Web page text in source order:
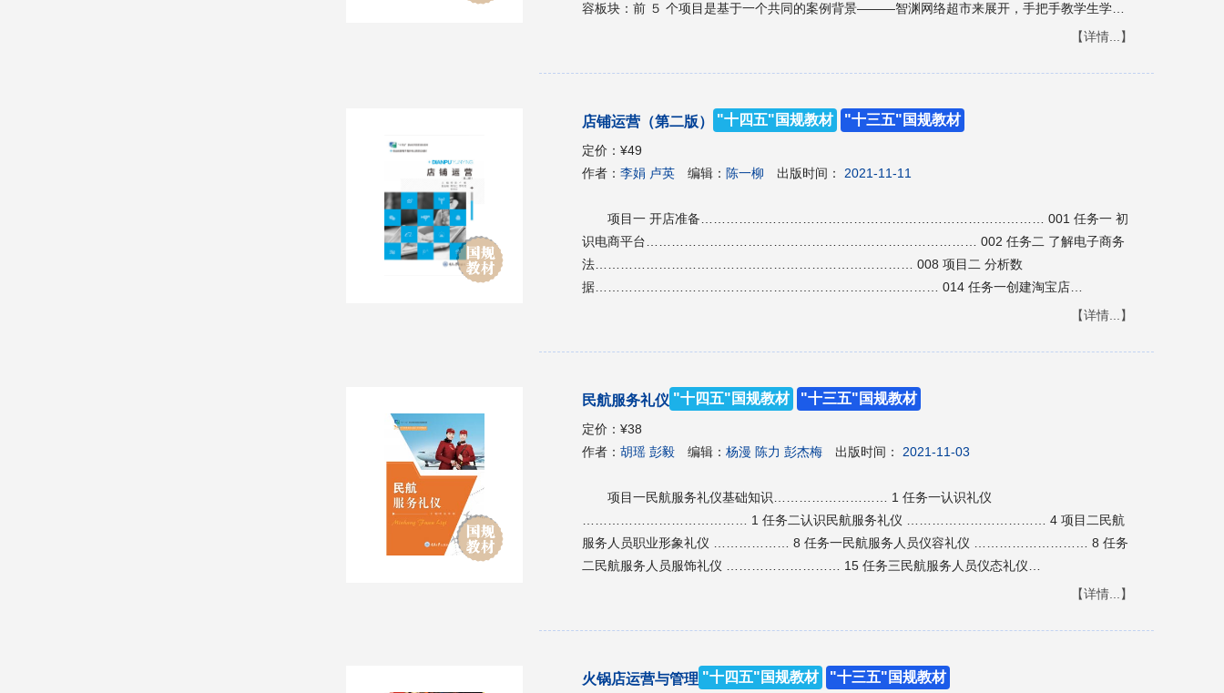
容板块：前 ５ 个项目是基于一个共同的案例背景———智渊网络超市来展开，手把手教学生学会
微商城的店铺搭建、装修、宝贝上架、营销推广、促成交易等；项目 ６—８ 分别挑选了最热门的
本书可作为职业院校电子商务专业及其他商贸类专业教学用书，也可供相关行业从业人员参考。
【详情...】
店铺运营（第二版） "十四五"国规教材 "十三五"国规教材
定价：¥49
作者：李娟 卢英 编辑： 陈一柳 出版时间： 2021-11-11
项目一 开店准备……………………………………………………………………… 001 任务一 初
识电商平台…………………………………………………………………… 002 任务二 了解电子商务
法………………………………………………………………… 008 项目二 分析数
据……………………………………………………………………… 014 任务一创建淘宝店
向…………………………………………………………………… 026 项目三 创建店
铺…………………………………………………………………… 035 任务二装修店铺首
页…………………………………………………………………… 042 任务三装修商品详情
页………………………………………………………………… 048 任务四管理店铺信
…………………………………………………………… 064 任务一制订流量投放计
划……………………………………………………………… 065 任务二优化商品类目与标
题…………………………………………………………… 069 任务三优化店铺页
面…………………………………………………………………… 074 任务四优化评
具……………………………………………………………… 098 任务二参加淘宝官方营销活
广……………………………………………………………………… 119 任务一淘宝客推
【详情...】
民航服务礼仪 "十四五"国规教材 "十三五"国规教材
定价：¥38
作者：胡瑶 彭毅 编辑：杨漫 陈力 彭杰梅 出版时间： 2021-11-03
项目一民航服务礼仪基础知识……………………… 1 任务一认识礼仪
………………………………… 1 任务二认识民航服务礼仪 …………………………… 4 项目二民航
服务人员职业形象礼仪 ……………… 8 任务一民航服务人员仪容礼仪 ……………………… 8 任务
二民航服务人员服饰礼仪 ……………………… 15 任务三民航服务人员仪态礼仪
……………………… 29 项目三民航服务语言礼仪 …………………………… 43 任务一民航服务语
民航服务岗位礼仪 …………………………… 63 任务一民航客舱服务礼仪
务社交礼仪 ………………………… 101 任务一民航服务见面礼仪 ………………………… 101 任务
【详情...】
火锅店运营与管理 "十四五"国规教材 "十三五"国规教材